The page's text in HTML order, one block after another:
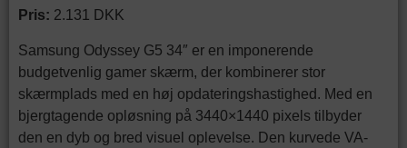
Pris: 2.131 DKK
Samsung Odyssey G5 34″ er en imponerende
budgetvenlig gamer skærm, der kombinerer stor
skærmplads med en høj opdateringshastighed. Med en
bjergtagende opløsning på 3440×1440 pixels tilbyder
den en dyb og bred visuel oplevelse. Den kurvede VA-